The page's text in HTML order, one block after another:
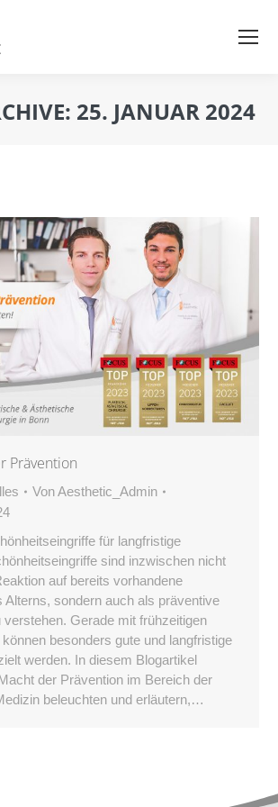
25. JANUAR 2024
Prävention
VonAesthetic_Admin
für langfristige
sind inzwischen nicht
auf bereits vorhandene
Alterns, sondern auch als präventive
Gerade mit frühzeitigen
besonders gute und langfristige
werden. In diesem Blogartikel
der Prävention im Bereich der
beleuchten und erläutern,…